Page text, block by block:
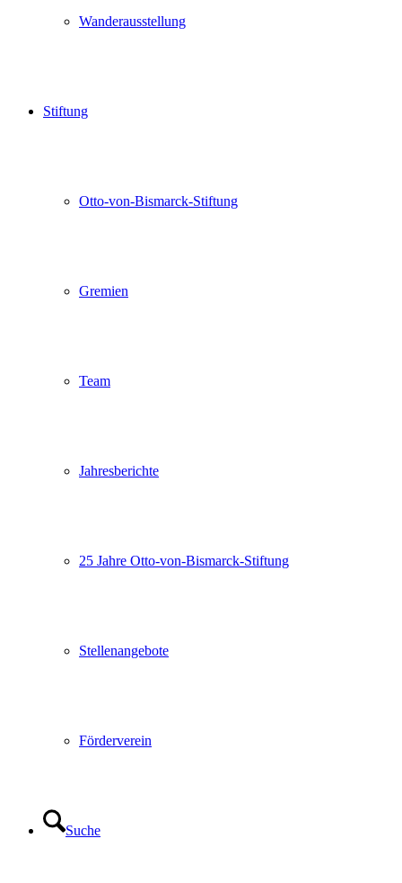
Wanderausstellung
Stiftung
Otto-von-Bismarck-Stiftung
Gremien
Team
Jahresberichte
25 Jahre Otto-von-Bismarck-Stiftung
Stellenangebote
Förderverein
Suche